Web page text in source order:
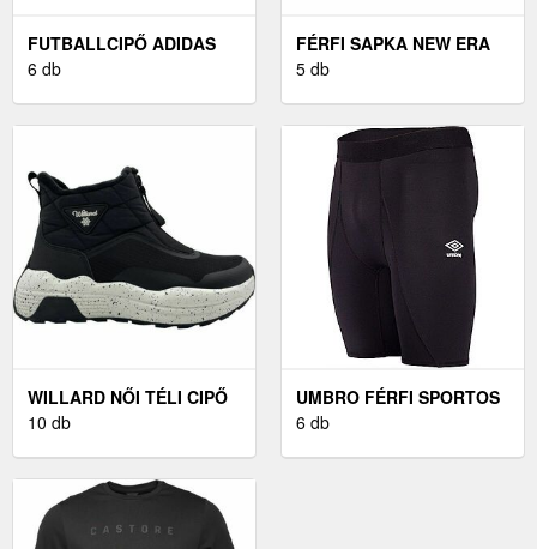
FUTBALLCIPŐ ADIDAS
PREDATOR PRO FOLD-
6 db
FÉRFI SAPKA NEW ERA
940 MLB LEAGUE BASIC
5 db
WILLARD NŐI TÉLI CIPŐ
NŐI TÉLI CIPŐ, FEKETE
10 db
UMBRO FÉRFI SPORTOS
RÖVIDNADRÁG FÉRFI
6 db